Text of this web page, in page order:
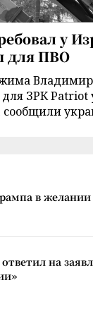
у
для ПВО
ЗРК
в желании
на